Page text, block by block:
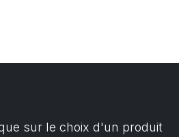
sur le choix d'un produit